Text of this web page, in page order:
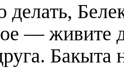
— живите
Бакыта